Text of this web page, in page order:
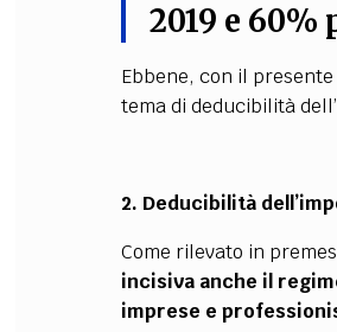
2019 e 60%
Ebbene, con il
tema di deducibilità
2. Deducibilità
Come rilevato in
incisiva anche il
imprese e